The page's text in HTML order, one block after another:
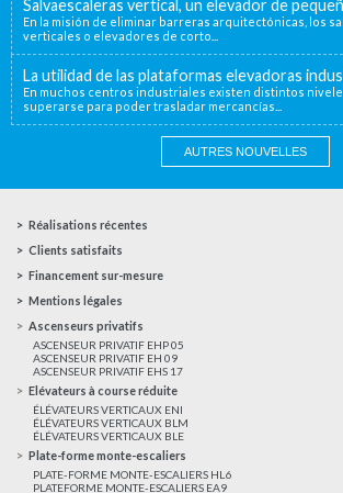
Salvaescaleras vertical, un elevador de
En la misión de eliminar barreras arquitectónicas, los
verticales o elevadores de corto...
La utilidad de las plataformas elevadoras
En muchos centros industriales existen distintos
superarse para poder trasladar mercancías...
AUTRES NOUVELLES
Réalisations récentes
Clients satisfaits
Financement sur-mesure
Mentions légales
Ascenseurs privatifs
ASCENSEUR PRIVATIF EHP 05
ASCENSEUR PRIVATIF EH 09
ASCENSEUR PRIVATIF EHS 17
Elévateurs à course réduite
ÉLÉVATEURS VERTICAUX ENI
ÉLÉVATEURS VERTICAUX BLM
ÉLÉVATEURS VERTICAUX BLE
Plate-forme monte-escaliers
PLATE-FORME MONTE-ESCALIERS HL6
PLATEFORME MONTE-ESCALIERS EA9